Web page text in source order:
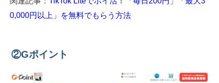
0,000円以上」を無料でもらう方法
②Gポイント